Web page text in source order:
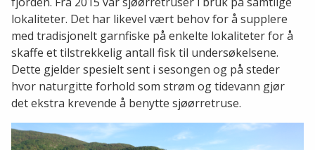
lokaliteter. Det har likevel vært behov for å supplere
med tradisjonelt garnfiske på enkelte lokaliteter for å
skaffe et tilstrekkelig antall fisk til undersøkelsene.
Dette gjelder spesielt sent i sesongen og på steder
hvor naturgitte forhold som strøm og tidevann gjør
det ekstra krevende å benytte sjøørretruse.